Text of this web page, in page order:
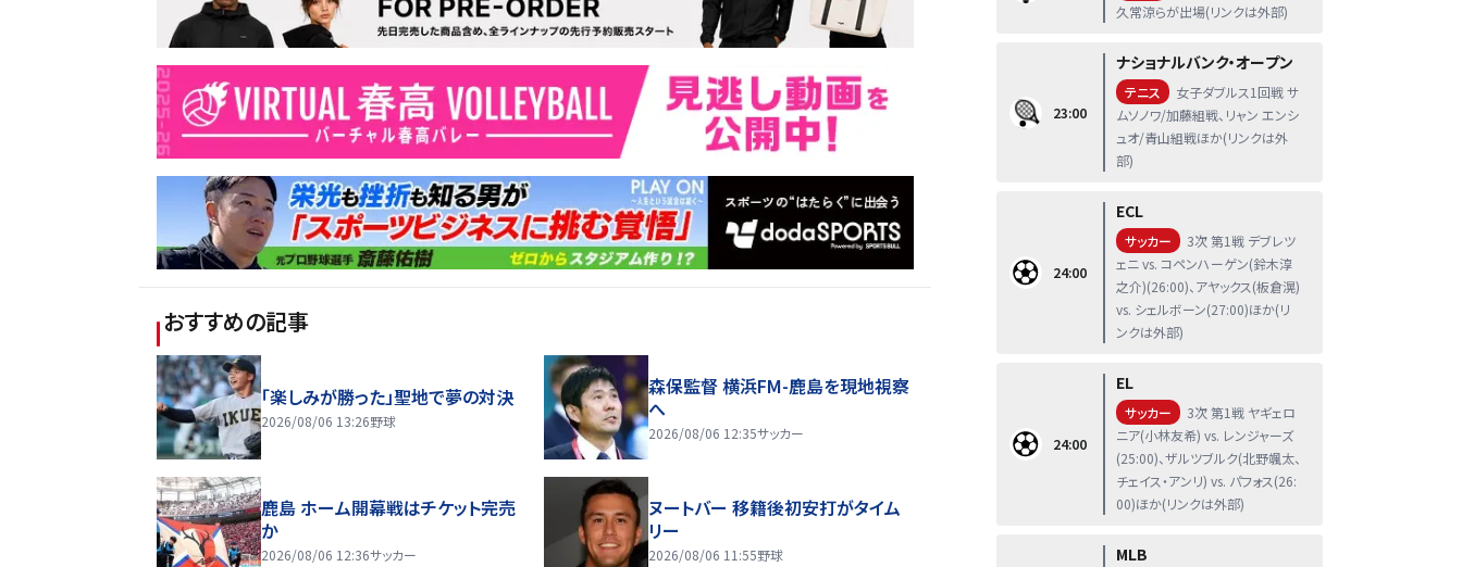
おすすめの記事
「楽しみが勝った」聖地で夢の対決
2026/08/06 13:26野球
森保監督 横浜FM-鹿島を現地視察
へ
2026/08/06 12:35サッカー
鹿島 ホーム開幕戦はチケット完売
か
2026/08/06 12:36サッカー
ヌートバー 移籍後初安打がタイム
リー
2026/08/06 11:55野球
久常涼らが出場(リンクは外部)
23:00
ナショナルバンク・オープン
テニス
女子ダブルス1回戦 サ
ムソノワ/加藤組戦、リャン エンシ
ュオ/青山組戦ほか(リンクは外
部)
24:00
ECL
サッカー
3次 第1戦 デブレツ
ェニ vs. コペンハーゲン(鈴木淳
之介)(26:00)、アヤックス(板倉滉)
vs. シェルボーン(27:00)ほか(リ
ンクは外部)
24:00
EL
サッカー
3次 第1戦 ヤギェロ
ニア(小林友希) vs. レンジャーズ
(25:00)、ザルツブルク(北野颯太、
チェイス・アンリ) vs. パフォス(26:
00)ほか(リンクは外部)
MLB